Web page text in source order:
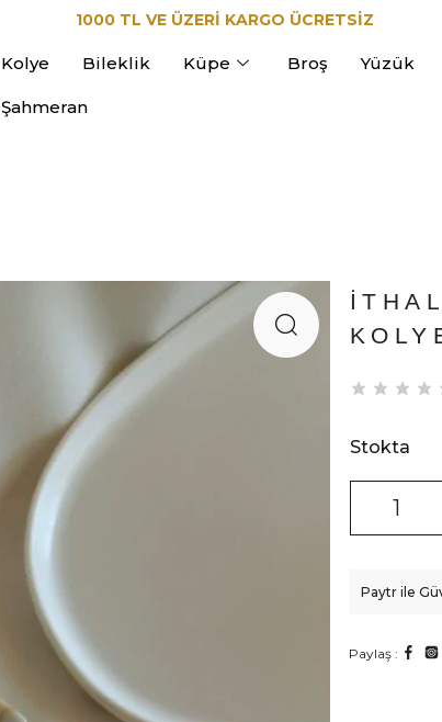
1000 TL VE ÜZERİ KARGO ÜCRETSİZ
Kolye Bileklik Küpe Broş Yüzük
Şahmeran
Stokta
Paytr ile
Paylaş :